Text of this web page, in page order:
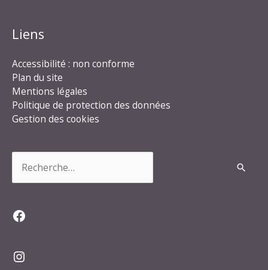
Liens
Accessibilité : non conforme
Plan du site
Mentions légales
Politique de protection des données
Gestion des cookies
Facebook
Instagram